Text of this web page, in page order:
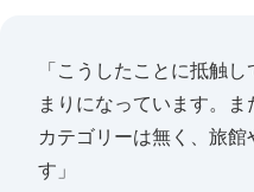
「こうしたことに抵触
まりになっています。
カテゴリーは無く、旅
す」